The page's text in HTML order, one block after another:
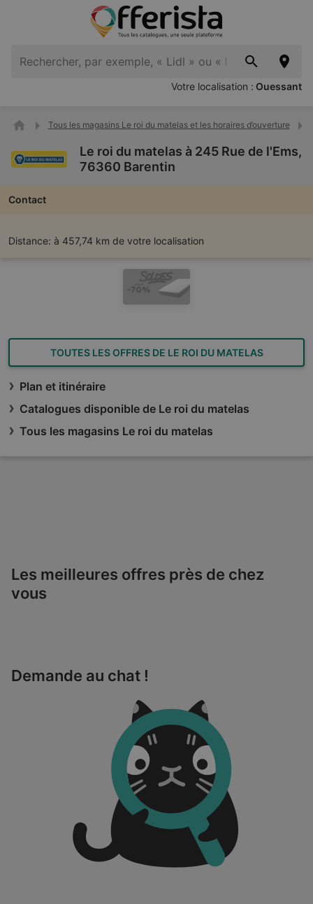
Votre localisation : Ouessant
Tous les magasins Le roi du matelas et les horaires d’ouverture
Le roi du matelas à 245 Rue de l'Ems,
76360 Barentin
Contact
Distance: à 457,74 km de votre localisation
TOUTES LES OFFRES DE LE ROI DU MATELAS
Plan et itinéraire
Catalogues disponible de Le roi du matelas
Tous les magasins Le roi du matelas
Les meilleures offres près de chez
vous
Demande au chat !